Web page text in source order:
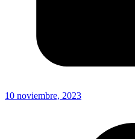
10 noviembre, 2023